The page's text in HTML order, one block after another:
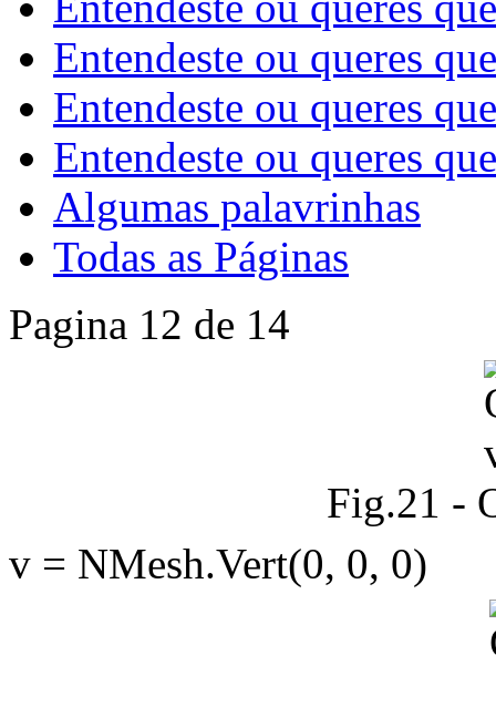
Entendeste ou queres
Entendeste ou queres
Entendeste ou queres
Algumas palavrinhas
Todas as Páginas
Pagina 12 de 14
Fig.21 -
v = NMesh.Vert(0, 0, 0)